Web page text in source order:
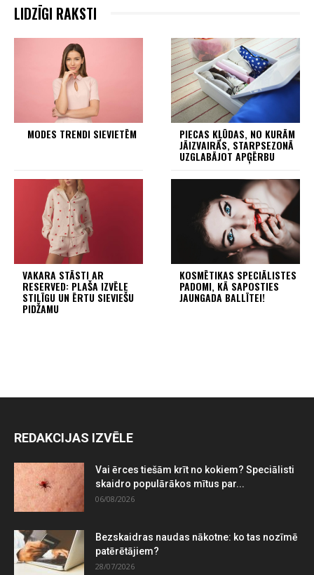
LIDZĪGI RAKSTI
MODES TRENDI SIEVIETĒM PIECAS KĻŪDAS, NO KURĀM
JĀIZVAIRĀS, STARPSEZONĀ
UZGLABĀJOT APĢĒRBU
VAKARA STĀSTI AR
RESERVED: PLAŠA IZVĒLE
STILĪGU UN ĒRTU SIEVIEŠU
PIDŽAMU
KOSMĒTIKAS SPECIĀLISTES
PADOMI, KĀ SAPOSTIES
JAUNGADA BALLĪTEI!
REDAKCIJAS IZVĒLE
Vai ērces tiešām krīt no kokiem? Speciālisti
skaidro populārākos mītus par...
06/08/2026
Bezskaidras naudas nākotne: ko tas nozīmē
patērētājiem?
28/07/2026